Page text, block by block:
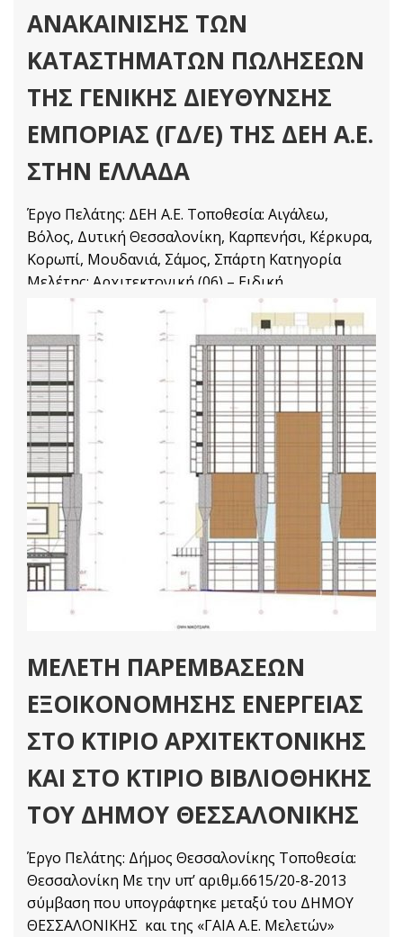
ΑΝΑΚΑΙΝΙΣΗΣ ΤΩΝ
ΚΑΤΑΣΤΗΜΑΤΩΝ ΠΩΛΗΣΕΩΝ
ΤΗΣ ΓΕΝΙΚΗΣ ΔΙΕΥΘΥΝΣΗΣ
ΕΜΠΟΡΙΑΣ (ΓΔ/Ε) ΤΗΣ ΔΕΗ Α.Ε.
ΣΤΗΝ ΕΛΛΑΔΑ
Έργο Πελάτης: ΔΕΗ Α.Ε. Τοποθεσία: Αιγάλεω,
Βόλος, Δυτική Θεσσαλονίκη, Καρπενήσι, Κέρκυρα,
Κορωπί, Μουδανιά, Σάμος, Σπάρτη Κατηγορία
Μελέτης: Αρχιτεκτονική (06) – Ειδική
Αρχιτεκτονική (07)
Αρχιτεκτονικές Μελέτες
Διαβάστε Περισσότερα
ΜΕΛΕΤΗ ΠΑΡΕΜΒΑΣΕΩΝ
ΕΞΟΙΚΟΝΟΜΗΣΗΣ ΕΝΕΡΓΕΙΑΣ
ΣΤΟ ΚΤΙΡΙΟ ΑΡΧΙΤΕΚΤΟΝΙΚΗΣ
ΚΑΙ ΣΤΟ ΚΤΙΡΙΟ ΒΙΒΛΙΟΘΗΚΗΣ
ΤΟΥ ΔΗΜΟΥ ΘΕΣΣΑΛΟΝΙΚΗΣ
Έργο Πελάτης: Δήμος Θεσσαλονίκης Τοποθεσία:
Θεσσαλονίκη Με την υπ’ αριθμ.6615/20-8-2013
σύμβαση που υπογράφτηκε μεταξύ του ΔΗΜΟΥ
ΘΕΣΣΑΛΟΝΙΚΗΣ και της «ΓΑΙΑ Α.Ε. Μελετών»